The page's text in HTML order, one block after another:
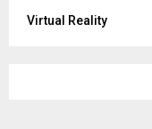
Virtual Reality